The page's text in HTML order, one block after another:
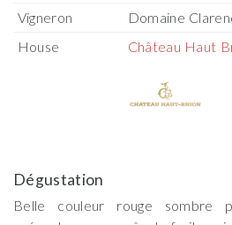
Vigneron
Domaine
House
Château Haut
Dégustation
Belle couleur rouge sombre